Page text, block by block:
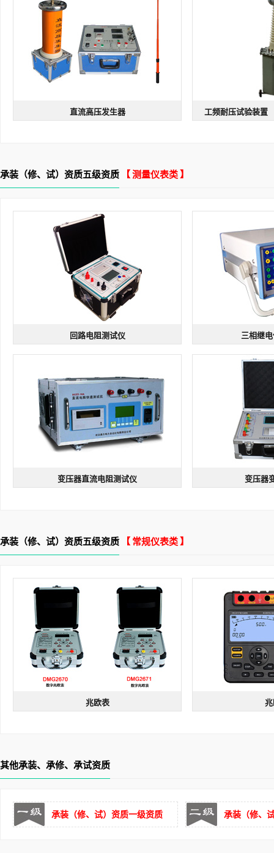
直流高压发生器
纹波系数小
测量精度高 安保系数高
工频耐压试验装置
承装（修、试）资质五级资质 【 测量仪表类 】
回路电阻测试仪
回路电阻测试仪
型号：DHL | 规格：输出电流>100A
精度高
稳定性能好 负载能力强
三相继
三相继
型号：DEWJB-3H
测量精度高
输出
变压器直流电阻测试仪
四线法
准确度0.2级 测试速度快
变压器
承装（修、试）资质五级资质 【 常规仪表类 】
兆欧表
短路电流大
多档位输出
其他承装、承修、承试资质
承装（修、试）资质一级资质 承装（修、